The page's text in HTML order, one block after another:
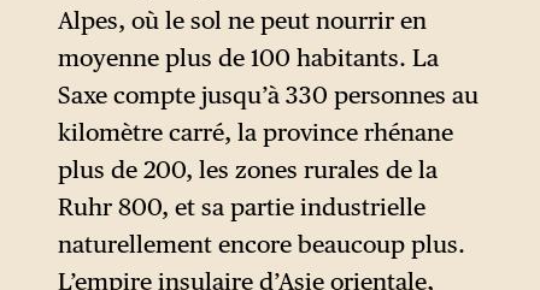
LeLebensraumratzélien
désigne ainsi la quantité
d’espace dont un État aurait
besoin pour assurer la survie
de son peuple. Une quantité
qui dépendrait d’une part de
la taille de ce peuple et
Alpes, où le sol ne peut nourrir en
moyenne plus de 100 habitants. La
Saxe compte jusqu’à 330 personnes au
kilomètre carré, la province rhénane
plus de 200, les zones rurales de la
Ruhr 800, et sa partie industrielle
naturellement encore beaucoup plus.
L’empire insulaire d’Asie orientale,